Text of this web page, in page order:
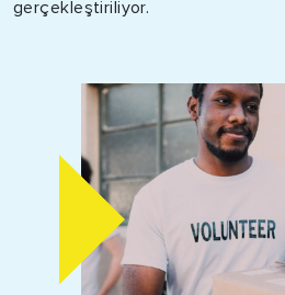
gerçekleştiriliyor.